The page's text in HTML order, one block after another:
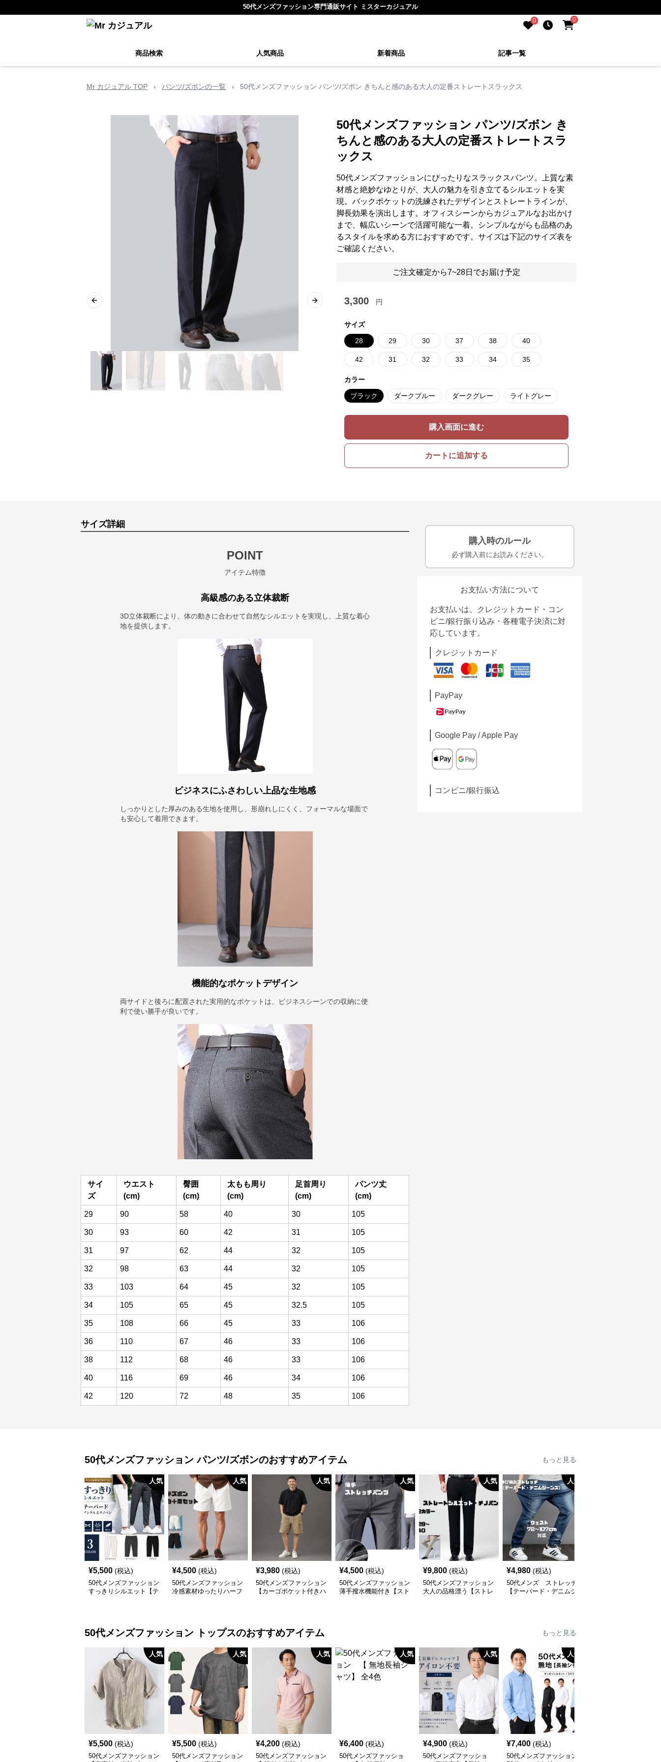
50代メンズファッション専門通販サイト ミスターカジュアル
0 0
商品検索 人気商品 新着商品 記事一覧
Mr カジュアル TOP › パンツ/ズボンの一覧 › 50代メンズファッション パンツ/ズボン きちんと感のある大人の定番ストレートスラックス
Previous slide Next slide
50代メンズファッション パンツ/ズボン き
ちんと感のある大人の定番ストレートスラ
ックス
50代メンズファッションにぴったりなスラックスパンツ。上質な素
材感と絶妙なゆとりが、大人の魅力を引き立てるシルエットを実
現。バックポケットの洗練されたデザインとストレートラインが、
脚長効果を演出します。オフィスシーンからカジュアルなお出かけ
まで、幅広いシーンで活躍可能な一着。シンプルながらも品格のあ
るスタイルを求める方におすすめです。サイズは下記のサイズ表を
ご確認ください。
ご注文確定から7~28日でお届け予定
3,300 円
サイズ
28 29 30 37 38 40
42 31 32 33 34 35
カラー
ブラック ダークブルー ダークグレー ライトグレー
購入画面に進む
カートに追加する
サイズ詳細
POINT
アイテム特徴
高級感のある立体裁断
3D立体裁断により、体の動きに合わせて自然なシルエットを実現し、上質な着心
地を提供します。
ビジネスにふさわしい上品な生地感
しっかりとした厚みのある生地を使用し、形崩れしにくく、フォーマルな場面で
も安心して着用できます。
機能的なポケットデザイン
両サイドと後ろに配置された実用的なポケットは、ビジネスシーンでの収納に便
利で使い勝手が良いです。
サイ
ズ
ウエスト
(cm)
臀囲
(cm)
太もも周り
(cm)
足首周り
(cm)
パンツ丈
(cm)
29 90 58 40 30 105
30 93 60 42 31 105
31 97 62 44 32 105
32 98 63 44 32 105
33 103 64 45 32 105
34 105 65 45 32.5 105
35 108 66 45 33 106
36 110 67 46 33 106
38 112 68 46 33 106
40 116 69 46 34 106
42 120 72 48 35 106
購入時のルール
必ず購入前にお読みください。
お支払い方法について
お支払いは、クレジットカード・コン
ビニ/銀行振り込み・各種電子決済に対
応しています。
クレジットカード
PayPay
Google Pay / Apple Pay
コンビニ/銀行振込
50代メンズファッション パンツ/ズボンのおすすめアイテム もっと見る
人気
¥5,500 (税込)
50代メンズファッション
すっきりシルエット【テ
人気
¥4,500 (税込)
50代メンズファッション
冷感素材ゆったりハーフ
人気
¥3,980 (税込)
50代メンズファッション
【カーゴポケット付きハ
人気
¥4,500 (税込)
50代メンズファッション
薄手撥水機能付き【スト
人気
¥9,800 (税込)
50代メンズファッション
大人の品格漂う【ストレ
人気
¥4,980 (税込)
50代メンズ ストレッチ
【テーパード・デニムジ
50代メンズファッション トップスのおすすめアイテム もっと見る
人気
¥5,500 (税込)
50代メンズファッション
人気
¥5,500 (税込)
50代メンズファッション
人気
¥4,200 (税込)
50代メンズファッション
人気
¥6,400 (税込)
50代メンズファッショ
人気
¥4,900 (税込)
50代メンズファッショ
人気
¥7,400 (税込)
50代メンズファッション